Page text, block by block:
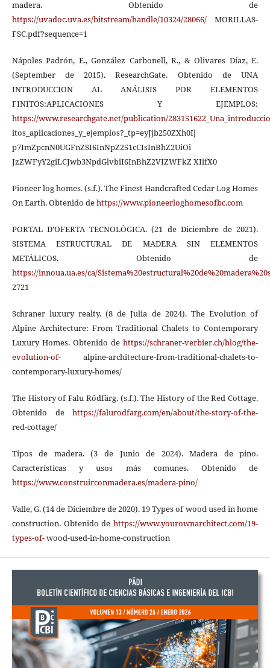
madera. Obtenido de
https://uvadoc.uva.es/bitstream/handle/10324/28066/MORILLAS-
FSC.pdf?sequence=1
Nápoles Padrón, E., González Carbonell, R., & Olivares Díaz, E.
(September de 2015). ResearchGate. Obtenido de UNA
INTRODUCCION AL ANÁLISIS POR ELEMENTOS
FINITOS:APLICACIONES Y EJEMPLOS:
https://www.researchgate.net/publication/
itos_aplicaciones_y_ejemplos?_tp=eyJjb250ZXh0Ij
p7ImZpcnN0UGFnZSI6InNpZ251cCIsInBhZ2UiOi
JzZWFyY2giLCJwb3NpdGlvbiI6InBhZ2VIZWFkZ XIifX0
Pioneer log homes. (s.f.). The Finest Handcrafted Cedar Log Homes
On Earth. Obtenido dehttps://www.pioneerloghomesofbc.com
PORTAL D'OFERTA TECNOLÒGICA. (21 de Diciembre de 2021).
SISTEMA ESTRUCTURAL DE MADERA SIN ELEMENTOS
METÁLICOS. Obtenido de
https://innoua.ua.es/ca/
2721
Schraner luxury realty. (8 de Julia de 2024). The Evolution of
Alpine Architecture: From Traditional Chalets to Contemporary
Luxury Homes. Obtenido dehttps://schraner-verbier.ch/blog/the-
evolution-of-alpine-architecture-from-traditional-chalets-to-
contemporary-luxury-homes/
The History of Falu Rödfärg. (s.f.). The History of the Red Cottage.
Obtenido dehttps://falurodfarg.com/en/about/the-story-of-the-
red-cottage/
Tipos de madera. (3 de Junio de 2024). Madera de pino.
Características y usos más comunes. Obtenido de
https://www.construirconmadera.es/madera-pino/
Valle, G. (14 de Diciembre de 2020). 19 Types of wood used in home
construction. Obtenido dehttps://www.yourownarchitect.com/19-
types-of-wood-used-in-home-construction